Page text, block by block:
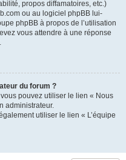
propos diffamatoires, etc.)
ou au logiciel phpBB lui-
phpBB à propos de l’utilisation
vous attendre à une réponse
du forum ?
pouvez utiliser le lien « Nous
administrateur.
utiliser le lien « L’équipe